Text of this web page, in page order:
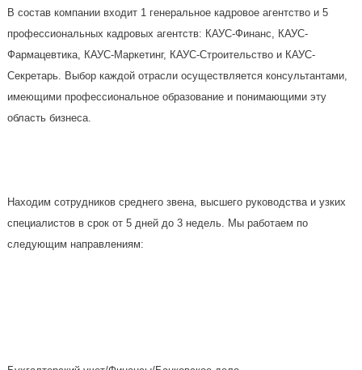
В состав компании входит 1 генеральное кадровое агентство и 5
профессиональных кадровых агентств: КАУС-Финанс, КАУС-
Фармацевтика, КАУС-Маркетинг, КАУС-Строительство и КАУС-
Секретарь. Выбор каждой отрасли осуществляется консультантами,
имеющими профессиональное образование и понимающими эту
область бизнеса.
Находим сотрудников среднего звена, высшего руководства и узких
специалистов в срок от 5 дней до 3 недель. Мы работаем по
следующим направлениям: